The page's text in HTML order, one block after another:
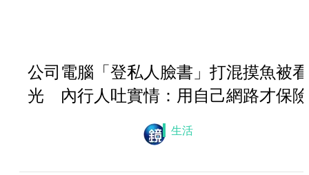
公司電腦「登私人臉書」打混摸魚被看
光 內行人吐實情：用自己網路才保險
生活